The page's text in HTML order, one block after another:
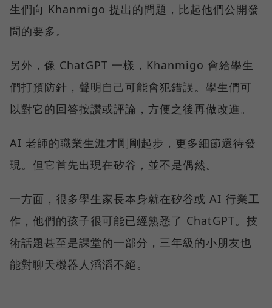
生們向 Khanmigo 提出的問題，比起他們公開發
問的要多。
另外，像 ChatGPT 一樣，Khanmigo 會給學生
們打預防針，聲明自己可能會犯錯誤。學生們可
以對它的回答按讚或評論，方便之後再做改進。
AI 老師的職業生涯才剛剛起步，更多細節還待發
現。但它首先出現在矽谷，並不是偶然。
一方面，很多學生家長本身就在矽谷或 AI 行業工
作，他們的孩子很可能已經熟悉了 ChatGPT。技
術話題甚至是課堂的一部分，三年級的小朋友也
能對聊天機器人滔滔不絕。